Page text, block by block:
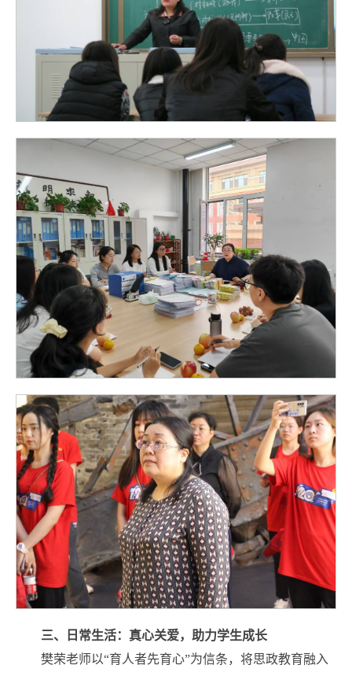
三、日常生活：真心关爱，助力学生成长
樊荣老师以“育人者先育心”为信条，将思政教育融入